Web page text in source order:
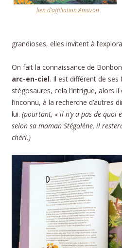
lien d’affiliation Amazon
grandioses, elles invitent à
On fait la connaissance de
arc-en-ciel. Il est différent de
stégosaures, cela l’intrigue, alors
l’inconnu, à la recherche d’autres
lui. (pourtant, « il n’y a pas de quoi
selon sa maman Stégolène, il
chéri.)